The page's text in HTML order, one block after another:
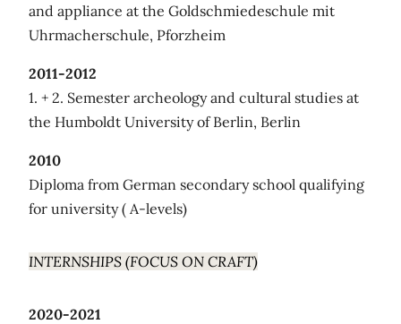
and appliance at the Goldschmiedeschule mit
Uhrmacherschule, Pforzheim
2011-2012
1. + 2. Semester archeology and cultural studies at
the Humboldt University of Berlin, Berlin
2010
Diploma from German secondary school qualifying
for university ( A-levels)
INTERNSHIPS (FOCUS ON CRAFT)
2020-2021